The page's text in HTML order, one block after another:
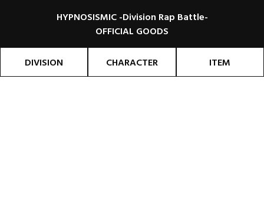
HYPNOSISMIC -Division Rap Battle-
OFFICIAL GOODS
DIVISION CHARACTER ITEM